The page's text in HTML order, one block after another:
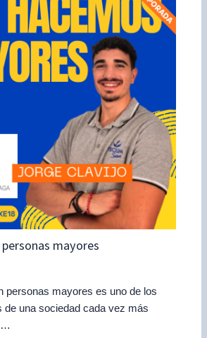
mayores
personas mayores es uno de los
de una sociedad cada vez más